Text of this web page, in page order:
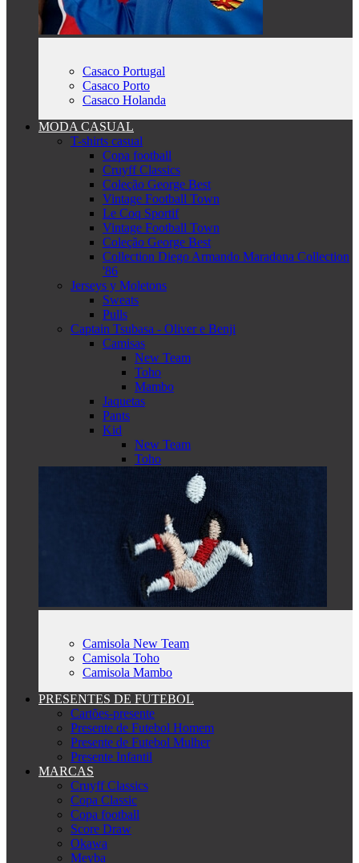
Casaco Portugal
Casaco Porto
Casaco Holanda
MODA CASUAL
T-shirts casual
Copa football
Cruyff Classics
Coleção George Best
Vintage Football Town
Le Coq Sportif
Vintage Football Town
Coleção George Best
Collection Diego Armando Maradona Collection
'86
Jerseys y Moletons
Sweats
Pulls
Captain Tsubasa - Oliver e Benji
Camisas
New Team
Toho
Mambo
Jaquetas
Pants
Kid
New Team
Toho
Camisola New Team
Camisola Toho
Camisola Mambo
PRESENTES DE FUTEBOL
Cartões-presente
Presente de Futebol Homem
Presente de Futebol Mulher
Presente Infantil
MARCAS
Cruyff Classics
Copa Classic
Copa football
Score Draw
Okawa
Meyba